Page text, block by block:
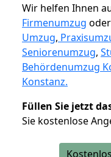
Wir helfen Ihnen
Firmenumzug
Umzug,
Seniorenumzug,
Behördenumzug
Konstanz.
Füllen Sie jetzt
Sie kostenlose